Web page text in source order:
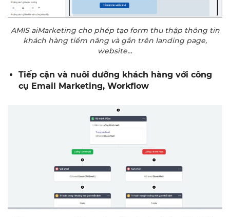
AMIS aiMarketing cho phép tạo form thu thập thông tin
khách hàng tiềm năng và gắn trên landing page,
website…
Tiếp cận và nuôi dưỡng khách hàng với công
cụ Email Marketing, Workflow